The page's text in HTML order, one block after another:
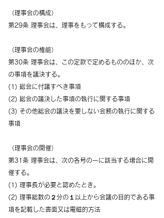
（理事会の構成）
第29条 理事会は、理事をもって構成する。
（理事会の権能）
第30条 理事会は、この定款で定めるもののほか、次
の事項を議決する。
(1) 総会に付議すべき事項
(2) 総会の議決した事項の執行に関する事項
(3) その他総会の議決を要しない会務の執行に関する
事項
（理事会の開催）
第31条 理事会は、次の各号の一に該当する場合に開
催する。
(1) 理事長が必要と認めたとき。
(2) 理事総数の２分の１以上から会議の目的である事
項を記載した書面又は電磁的方法